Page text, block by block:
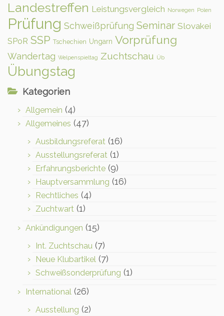
Landestreffen Leistungsvergleich Norwegen Polen
Prüfung Schweißprüfung Seminar Slovakei
SPoR SSP Tschechien Ungarn Vorprüfung
Wandertag Welpenspieltag Zuchtschau Üb
Übungstag
Kategorien
Allgemein (4)
Allgemeines (47)
Ausbildungsreferat (16)
Ausstellungsreferat (1)
Erfahrungsberichte (9)
Hauptversammlung (16)
Rechtliches (4)
Zuchtwart (1)
Ankündigungen (15)
Int. Zuchtschau (7)
Neue Klubartikel (7)
Schweißsonderprüfung (1)
International (26)
Ausstellung (2)